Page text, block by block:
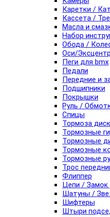
Каретки /
Кассета /
Масла и
Набор
Обода /
Оси/
Пеги для bmx
Педали
Передние и
Подшипники
Покрышки
Руль /
Спицы
Тормоза
Тормозные
Тормозные
Тормозные
Тормозные
Трос
Флиппер
Цепи / Замок
Шатуны /
Шифтеры
Штыри